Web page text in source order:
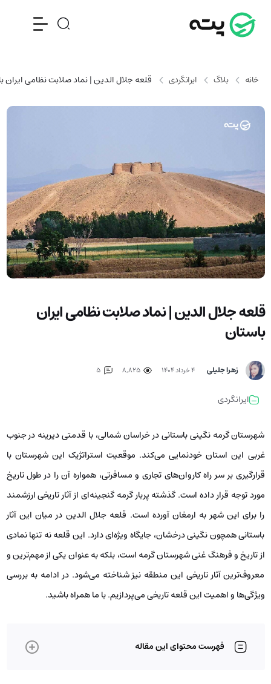
خانه بلاگ ایرانگردی قلعه جلال الدین | نماد صلابت نظامی ایران
قلعه جلال الدین | نماد صلابت نظامی ایران
باستان
زهرا جلیلی ۴ خرداد ۱۴۰۴ 8,825
5
ایرانگردی
شهرستان گرمه نگینی باستانی در خراسان شمالی، با قدمتی دیرینه در جنوب
غربی این استان خودنمایی می‌کند. موقعیت استراتژیک این شهرستان با
قرارگیری بر سر راه کاروان‌های تجاری و مسافرتی، همواره آن را در طول تاریخ
مورد توجه قرار داده است. گذشته پربار گرمه گنجینه‌ای از آثار تاریخی ارزشمند
را برای این شهر به ارمغان آورده است. قلعه جلال‌ الدین در میان این آثار
باستانی همچون نگینی درخشان، جایگاه ویژه‌ای دارد. این قلعه نه تنها نمادی
از تاریخ و فرهنگ غنی شهرستان گرمه است، بلکه به عنوان یکی از مهم‌ترین و
معروف‌ترین آثار تاریخی این منطقه نیز شناخته می‌شود. در ادامه به بررسی
ویژگی‌ها و اهمیت این قلعه تاریخی می‌پردازیم. با ما همراه باشید.
فهرست محتوای این مقاله